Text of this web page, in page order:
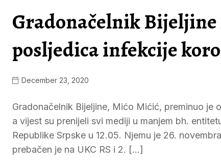
Gradonačelnik
posljedica infekcije
December 23, 2020
Gradonačelnik Bijeljine, Mićo Mićić, preminuo je
a vijest su prenijeli svi mediji u manjem bh.
Republike Srpske u 12.05. Njemu je 26.
prebačen je na UKC RS i 2. […]